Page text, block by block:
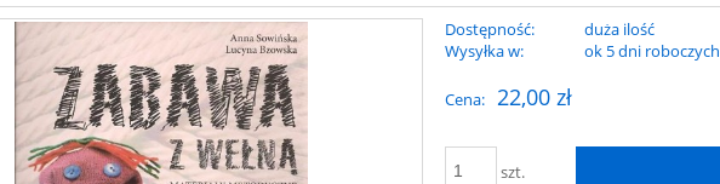
Dostępność:
duża ilość
Wysyłka w:
ok 5 dni roboczych
Cena: 22,00 zł
szt.